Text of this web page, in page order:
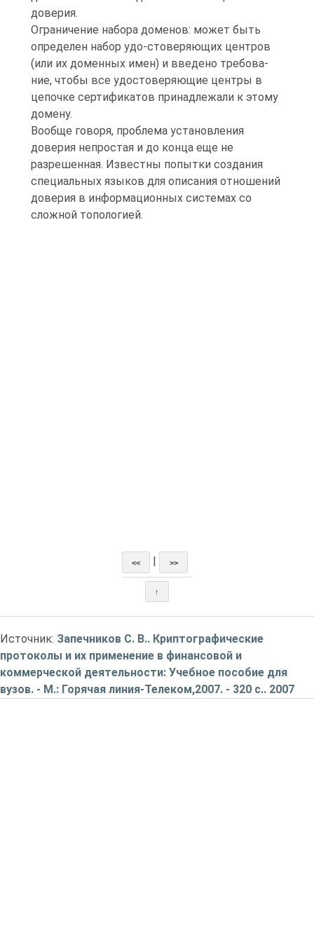
доверия.
Ограничение набора доменов: может быть
определен набор удо-стоверяющих центров
(или их доменных имен) и введено требова-
ние, чтобы все удостоверяющие центры в
цепочке сертификатов принадлежали к этому
домену.
Вообще говоря, проблема установления
доверия непростая и до конца еще не
разрешенная. Известны попытки создания
специальных языков для описания отношений
доверия в информационных системах со
сложной топологией.
<< >>
↑
Источник: Запечников С. В.. Криптографические
протоколы и их применение в финансовой и
коммерческой деятельности: Учебное пособие для
вузов. - М.: Горячая линия-Телеком,2007. - 320 с.. 2007